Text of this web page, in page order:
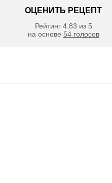
ОЦЕНИТЬ РЕЦЕПТ
Рейтинг 4.83 из 5
на основе 54голосов